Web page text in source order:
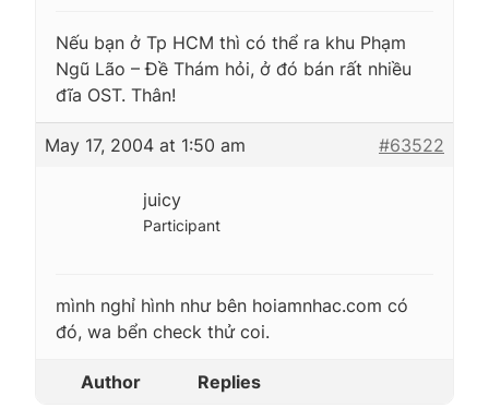
Nếu bạn ở Tp HCM thì có thể ra khu Phạm
Ngũ Lão – Đề Thám hỏi, ở đó bán rất nhiều
đĩa OST. Thân!
May 17, 2004 at 1:50 am #63522
juicy
Participant
mình nghỉ hình như bên hoiamnhac.com có
đó, wa bển check thử coi.
Author Replies